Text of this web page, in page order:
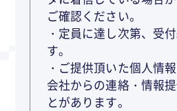
ご確認ください。
・定員に達し次第、受
す。
・ご提供頂いた個人情
会社からの連絡・情報
とがあります。